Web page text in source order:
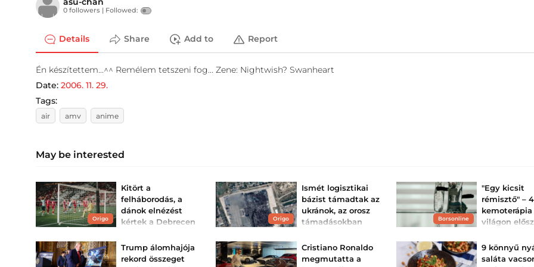
0 followers | Followed:
Details Share Add to Report
Én készítettem...^^ Remélem tetszeni fog... Zene: Nightwish? Swanheart
Date: 2006. 11. 29.
Tags:
air amv anime
May be interested
Origo
Kitört a
felháborodás, a
dánok elnézést
kértek a Debrecen
után
Hiába a 3-0-s győzelem,
nem lehettek teljesen
Origo
Ismét logisztikai
bázist támadtak az
ukránok, az orosz
támadásokban
megsérült
Lakóházak és járművek is
megrongálódtak.
Borsonline
"Egy kicsit
rémisztő" –
világon
kezelést
Vajon ez lehet a
fegyver a rák
Trump álomhajója
rekord összeget
Cristiano Ronaldo
megmutatta a
9 könnyű
saláta